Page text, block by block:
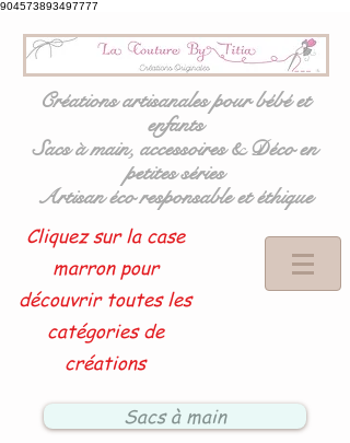
904573893497777
Créations artisanales pour bébé et
enfants
Sacs à main, accessoires & Déco en
petites séries
Artisan éco responsable et éthique
Cliquez sur la case
marron pour
découvrir toutes les
catégories de
créations
Sacs à main